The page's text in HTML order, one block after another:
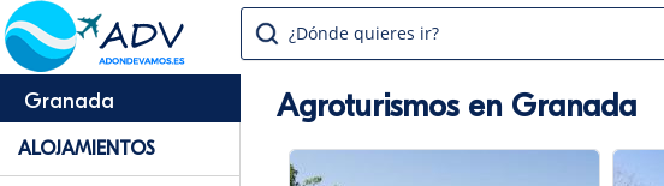
¿Dónde quieres ir?
Granada
ALOJAMIENTOS
Agroturismos en Granada